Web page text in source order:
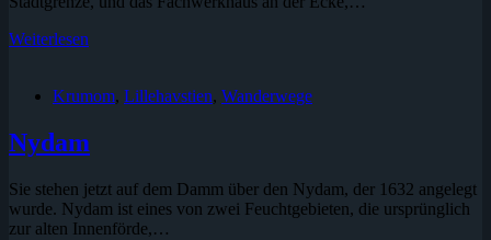
Weiterlesen
Krumom, Lillehavstien, Wanderwege
Nydam
Sie stehen jetzt auf dem Damm über den Nydam, der 1632 angelegt
wurde. Nydam ist eines von zwei Feuchtgebieten, die ursprünglich
zur alten Innenförde,…